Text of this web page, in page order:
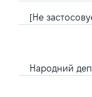
[Не
Народний